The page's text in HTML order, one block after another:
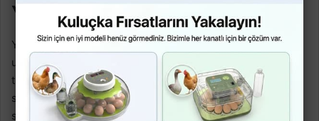
Yakalanırmı?
Yabani mayna kuşları, yem bulmak için uzun mesafeleri
uçarlar ve bu aktif olmaları, besin değerlerinin vücutta
tüketilmesine neden olur. yani yedikeri yemi tamamen
sindirebilirler. ayrıca bilimsel araştırmalara göre doğal
sularda bulunan tanin isimli bir sepi maddesi